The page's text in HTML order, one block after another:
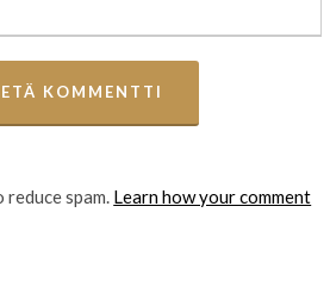
spam. Learn how your comment